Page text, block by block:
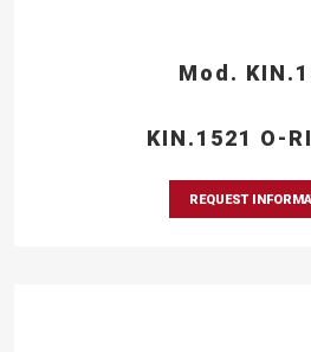
Mod.
KIN.1521 O-
REQUEST